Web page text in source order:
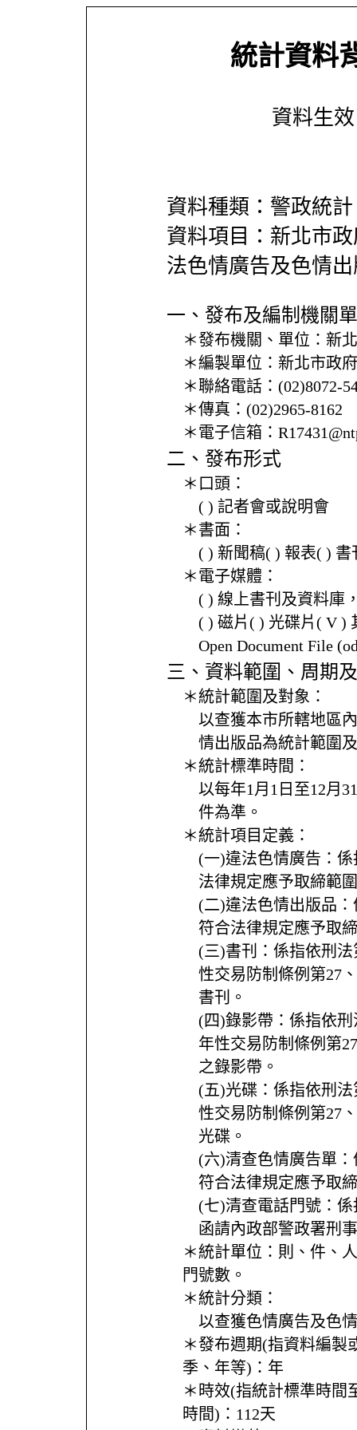
統計資料
資料生
資料種類：警政統計
資料項目：新北市
法色情廣告及色情
一、發布及編制機關
＊發布機關、單位： 新
＊編製單位： 新北市政
＊聯絡電話： (02)8072-
＊傳真： (02)2965-8162
＊電子信箱：
二、發布形式
＊口頭：
( ) 記者會或說明會
＊書面：
( ) 新聞稿( ) 報表( ) 書
＊電子媒體：
( ) 線上書刊及資料庫
( ) 磁片( ) 光碟片( V )
Open Document File
三、資料範圍、周期
＊統計範圍及對象：
以查獲本市所轄地區
情出版品為統計範圍
＊統計標準時間：
以每年1月1日至12月
件為準。
＊統計項目定義：
(一)違法色情廣告：
法律規定應予取締範
(二)違法色情出版品
符合法律規定應予取
(三)書刊：係指依刑
性交易防制條例第27
書刊。
(四)錄影帶：係指依
年性交易防制條例第
之錄影帶。
(五)光碟：係指依刑
性交易防制條例第27
光碟。
(六)清查色情廣告單
符合法律規定應予取
(七)清查電話門號：
函請內政部警政署刑
＊統計單位： 則、件、
門號數。
＊統計分類：
以查獲色情廣告及色
＊發布週期(指資料編製
季、年等)： 年
＊時效(指統計標準時間
時間)： 112天